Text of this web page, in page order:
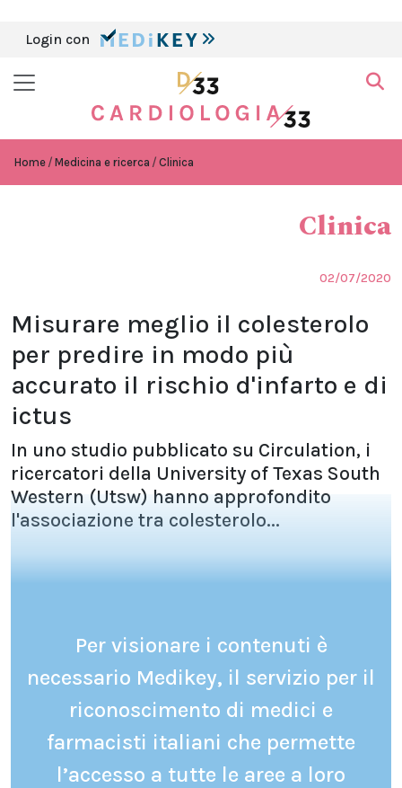
Login con
Home Medicina e ricerca Clinica
Clinica
02/07/2020
Misurare meglio il colesterolo
per predire in modo più
accurato il rischio d'infarto e di
ictus
In uno studio pubblicato su Circulation, i
ricercatori della University of Texas South
Western (Utsw) hanno approfondito
l'associazione tra colesterolo...
Per visionare i contenuti è
necessario Medikey, il servizio per il
riconoscimento di medici e
farmacisti italiani che permette
l’accesso a tutte le aree a loro